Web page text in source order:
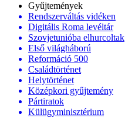
Gyűjtemények
Rendszerváltás vidéken
Digitális Roma levéltár
Szovjetunióba elhurcoltak
Első világháború
Reformáció 500
Családtörténet
Helytörténet
Középkori gyűjtemény
Pártiratok
Külügyminisztérium